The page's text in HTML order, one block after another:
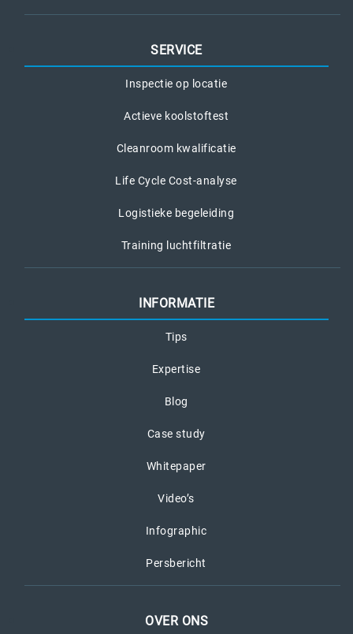
SERVICE
Inspectie op locatie
Actieve koolstoftest
Cleanroom kwalificatie
Life Cycle Cost-analyse
Logistieke begeleiding
Training luchtfiltratie
INFORMATIE
Tips
Expertise
Blog
Case study
Whitepaper
Video’s
Infographic
Persbericht
OVER ONS